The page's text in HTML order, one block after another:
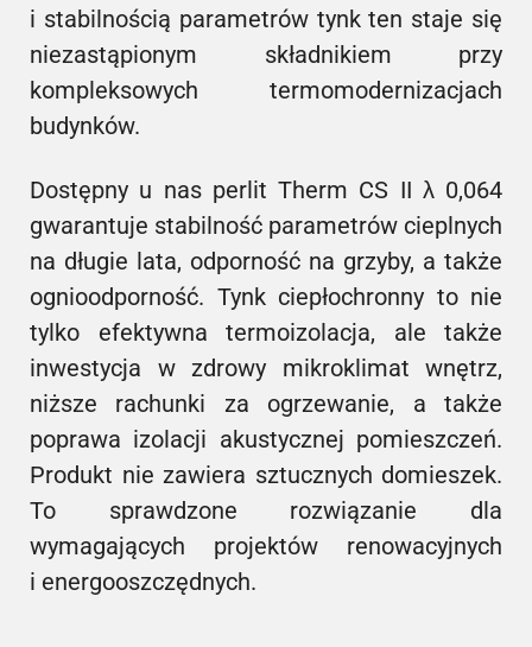
i stabilnością parametrów tynk ten staje się
niezastąpionym składnikiem przy
kompleksowych termomodernizacjach
budynków.
Dostępny u nas perlit Therm CS II λ 0,064
gwarantuje stabilność parametrów cieplnych
na długie lata, odporność na grzyby, a także
ognioodporność. Tynk ciepłochronny to nie
tylko efektywna termoizolacja, ale także
inwestycja w zdrowy mikroklimat wnętrz,
niższe rachunki za ogrzewanie, a także
poprawa izolacji akustycznej pomieszczeń.
Produkt nie zawiera sztucznych domieszek.
To sprawdzone rozwiązanie dla
wymagających projektów renowacyjnych
i energooszczędnych.